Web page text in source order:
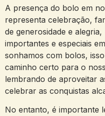
A presença‍ do bolo em
representa celebração,
de ​generosidade ⁢e
importantes‍ e especiais
sonhamos com bolos,
caminho ‍certo para o
lembrando de aproveitar
celebrar as conquistas
No entanto,‌ é importante